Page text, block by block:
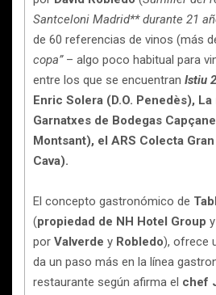
Santceloni Madrid** durante 21
de 60 referencias de vinos (más
copa” – algo poco habitual para
entre los que se encuentran Istiu
Enric Solera (D.O. Penedès),
Garnatxes de Bodegas
Montsant), el ARS Colecta Gran
Cava).
El concepto gastronómico de
(propiedad de NH Hotel Group
por Valverde y Robledo), ofrece
da un paso más en la línea
restaurante según afirma el chef